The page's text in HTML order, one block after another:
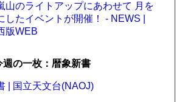
山のライトアップにあわせて 月を
したイベントが開催！ - NEWS |
版WEB
週の一枚：暦象新書
| 国立天文台(NAOJ)